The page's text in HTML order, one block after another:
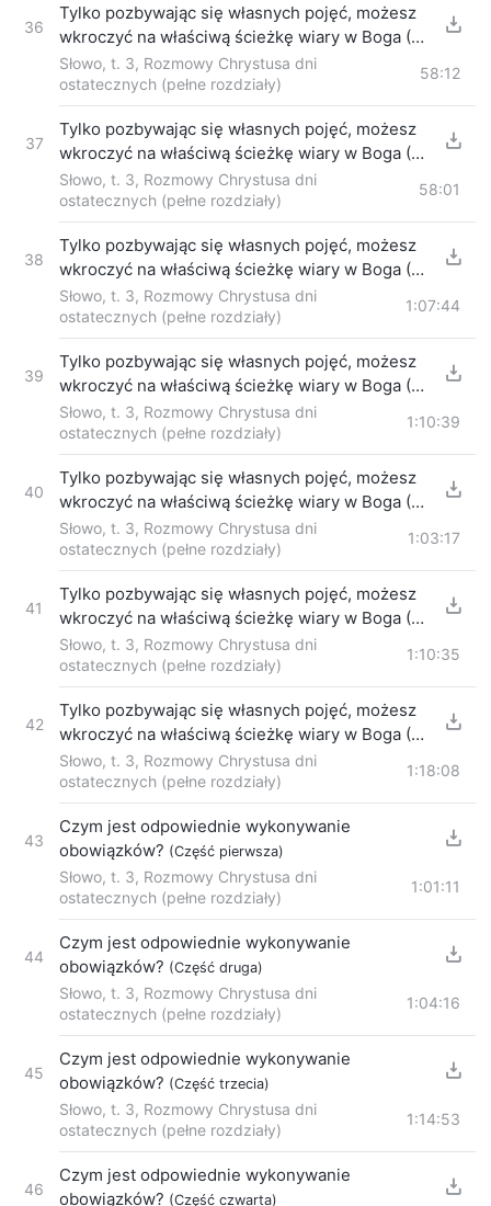
36
Tylko pozbywając się własnych pojęć, możesz
wkroczyć na właściwą ścieżkę wiary w Boga (2)
Część pierwsza
Słowo, t. 3, Rozmowy Chrystusa dni
ostatecznych (pełne rozdziały)
58:12
37
Tylko pozbywając się własnych pojęć, możesz
wkroczyć na właściwą ścieżkę wiary w Boga (2)
Część druga
Słowo, t. 3, Rozmowy Chrystusa dni
ostatecznych (pełne rozdziały)
58:01
38
Tylko pozbywając się własnych pojęć, możesz
wkroczyć na właściwą ścieżkę wiary w Boga (2)
Część trzecia
Słowo, t. 3, Rozmowy Chrystusa dni
ostatecznych (pełne rozdziały)
1:07:44
39
Tylko pozbywając się własnych pojęć, możesz
wkroczyć na właściwą ścieżkę wiary w Boga (3)
Część pierwsza
Słowo, t. 3, Rozmowy Chrystusa dni
ostatecznych (pełne rozdziały)
1:10:39
40
Tylko pozbywając się własnych pojęć, możesz
wkroczyć na właściwą ścieżkę wiary w Boga (3)
Część druga
Słowo, t. 3, Rozmowy Chrystusa dni
ostatecznych (pełne rozdziały)
1:03:17
41
Tylko pozbywając się własnych pojęć, możesz
wkroczyć na właściwą ścieżkę wiary w Boga (3)
Część trzecia
Słowo, t. 3, Rozmowy Chrystusa dni
ostatecznych (pełne rozdziały)
1:10:35
42
Tylko pozbywając się własnych pojęć, możesz
wkroczyć na właściwą ścieżkę wiary w Boga (3)
Część czwarta
Słowo, t. 3, Rozmowy Chrystusa dni
ostatecznych (pełne rozdziały)
1:18:08
43
Czym jest odpowiednie wykonywanie
obowiązków? (Część pierwsza)
Słowo, t. 3, Rozmowy Chrystusa dni
ostatecznych (pełne rozdziały)
1:01:11
44
Czym jest odpowiednie wykonywanie
obowiązków? (Część druga)
Słowo, t. 3, Rozmowy Chrystusa dni
ostatecznych (pełne rozdziały)
1:04:16
45
Czym jest odpowiednie wykonywanie
obowiązków? (Część trzecia)
Słowo, t. 3, Rozmowy Chrystusa dni
ostatecznych (pełne rozdziały)
1:14:53
46
Czym jest odpowiednie wykonywanie
obowiązków? (Część czwarta)